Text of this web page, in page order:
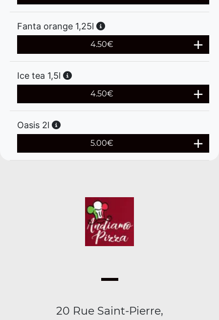
Fanta orange 1,25l
4.50€
Ice tea 1,5l
4.50€
Oasis 2l
5.00€
20 Rue Saint-Pierre,